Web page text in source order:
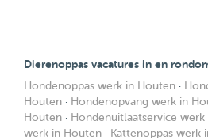
Dierenoppas vacatures in en
Hondenoppas werk in Houten ·
Houten · Hondenopvang werk in
Houten · Hondenuitlaatservice
werk in Houten · Kattenoppas werk